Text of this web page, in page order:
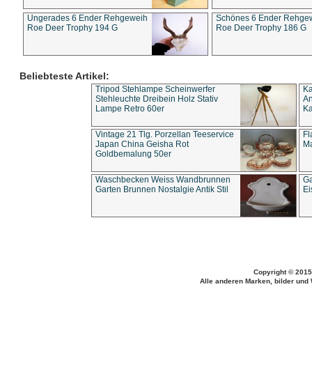
Ungerades 6 Ender Rehgeweih
Roe Deer Trophy 194 G
Schönes 6 Ender
Roe Deer Trophy 186 G
Beliebteste Artikel:
Tripod Stehlampe Scheinwerfer
Stehleuchte Dreibein Holz Stativ
Lampe Retro 60er
Vintage 21 Tlg. Porzellan Teeservice
Japan China Geisha Rot
Goldbemalung 50er
Waschbecken Weiss Wandbrunnen
Garten Brunnen Nostalgie Antik Stil
Copyright ©
Alle anderen Marken, bilder und